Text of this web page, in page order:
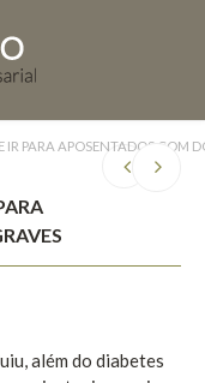
PARA APOSENTADOS COM
além do diabetes